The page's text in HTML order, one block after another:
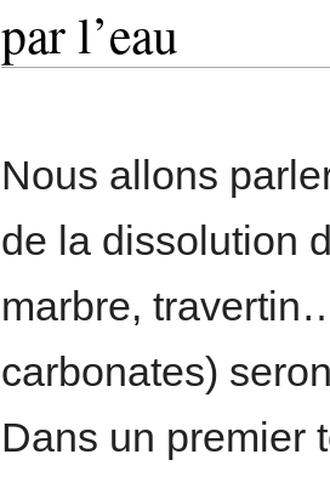
par l’eau
Nous allons
de la dissolution
marbre,
carbonates)
Dans un premier